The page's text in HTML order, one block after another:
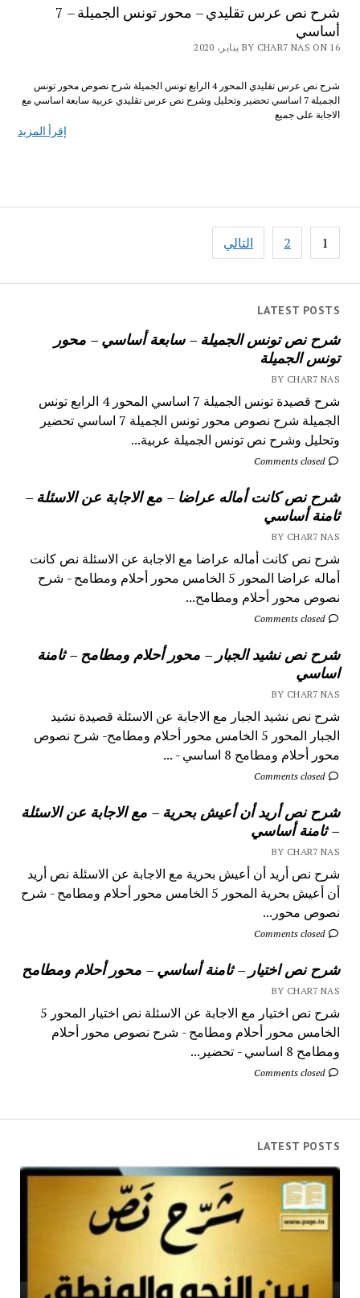
LATEST POSTS
شرح نص تونس الجميلة – سابعة أساسي – محور
تونس الجميلة
BY CHAR7 NAS
شرح قصيدة تونس الجميلة 7 اساسي المحور 4 الرابع تونس
الجميلة شرح نصوص محور تونس الجميلة 7 اساسي تحضير
وتحليل وشرح نص تونس الجميلة عربية...
Comments closed
شرح نص كانت أماله عراضا – مع الاجابة عن الاسئلة –
ثامنة أساسي
BY CHAR7 NAS
شرح نص كانت أماله عراضا مع الاجابة عن الاسئلة نص كانت
أماله عراضا المحور 5 الخامس محور أحلام ومطامح - شرح
نصوص محور أحلام ومطامح...
Comments closed
شرح نص نشيد الجبار – محور أحلام ومطامح – ثامنة
اساسي
BY CHAR7 NAS
شرح نص نشيد الجبار مع الاجابة عن الاسئلة قصيدة نشيد
الجبار المحور 5 الخامس محور أحلام ومطامح- شرح نصوص
محور أحلام ومطامح 8 اساسي - ...
Comments closed
شرح نص أريد أن أعيش بحرية – مع الاجابة عن الاسئلة
– ثامنة أساسي
BY CHAR7 NAS
شرح نص أريد أن أعيش بحرية مع الاجابة عن الاسئلة نص أريد
أن أعيش بحرية المحور 5 الخامس محور أحلام ومطامح - شرح
نصوص محور...
Comments closed
شرح نص اختيار – ثامنة أساسي – محور أحلام ومطامح
BY CHAR7 NAS
شرح نص اختيار مع الاجابة عن الاسئلة نص اختيار المحور 5
الخامس محور أحلام ومطامح - شرح نصوص محور أحلام
ومطامح 8 اساسي - تحضير...
Comments closed
شرح نص عرس تقليدي – محور تونس الجميلة – 7
أساسي
BY CHAR7 NAS ON 16 يناير، 2020
شرح نص عرس تقليدي المحور 4 الرابع تونس الجميلة شرح نصوص محور تونس
الجميلة 7 اساسي تحضير وتحليل وشرح نص عرس تقليدي عربية سابعة اساسي مع
الاجابة على جميع
إقرأ المزيد
تصفّح
المقالات
1
2 التالي
LATEST POSTS